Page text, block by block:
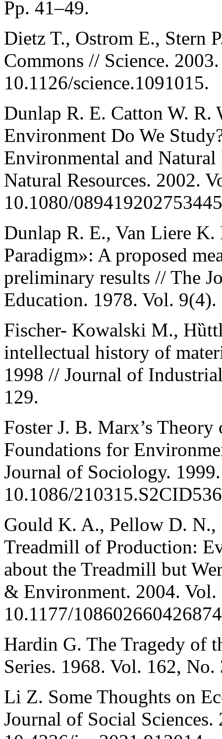
Pp. 41–49.
Dietz T., Ostrom E., Stern
Commons // Science.
10.1126/science.1091015.
Dunlap R. E. Catton W.
Environment Do We
Environmental and
Natural Resources. 2002.
10.1080/
Dunlap R. E., Van Liere
Paradigm»: A proposed
preliminary results // The
Education. 1978. Vol. 9(4).
Fisсher- Kowalski M.,
intellectual history of
1998 // Journal of
129.
Foster J. B. Marx’s
Foundations for
Journal of Sociology.
10.1086/
Gould K. A., Pellow D. N.,
Treadmill of Production:
about the Treadmill but
& Environment. 2004.
10.1177/
Hardin G. The Tragedy of
Series. 1968. Vol. 162,
Li Z. Some Thoughts on
Journal of Social